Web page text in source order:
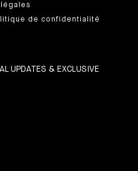
de confidentialité
UPDATES & EXCLUSIVE